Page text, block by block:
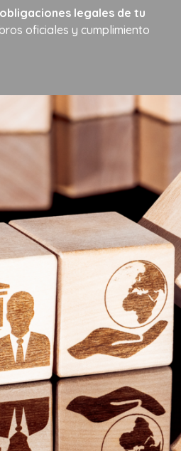
obligaciones legales de tu
oficiales y cumplimiento